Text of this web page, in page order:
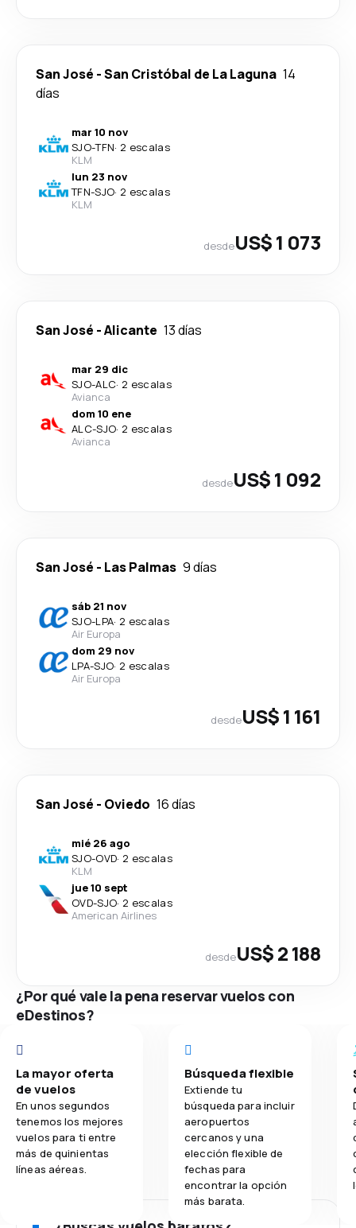
San José -San Cristóbal de La Laguna 14
días
mar 10 nov
SJO-TFN· 2 escalas
KLM
lun 23 nov
TFN-SJO· 2 escalas
KLM
desdeUS$ 1 073
San José -Alicante 13 días
mar 29 dic
SJO-ALC· 2 escalas
Avianca
dom 10 ene
ALC-SJO· 2 escalas
Avianca
desdeUS$ 1 092
San José - Las Palmas 9 días
sáb 21 nov
SJO-LPA· 2 escalas
Air Europa
dom 29 nov
LPA-SJO· 2 escalas
Air Europa
desdeUS$ 1 161
San José - Oviedo 16 días
mié 26 ago
SJO-OVD· 2 escalas
KLM
jue 10 sept
OVD-SJO· 2 escalas
American Airlines
desdeUS$ 2 188
¿Por qué vale la pena reservar vuelos con
eDestinos?
La mayor oferta
de vuelos
En unos segundos
tenemos los mejores
vuelos para ti entre
más de quinientas
líneas aéreas.
Búsqueda flexible
Extiende tu
búsqueda para incluir
aeropuertos
cercanos y una
elección flexible de
fechas para
encontrar la opción
más barata.